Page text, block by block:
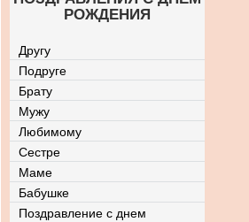
РОЖДЕНИЯ
Другу
Подруге
Брату
Мужу
Любимому
Сестре
Маме
Бабушке
Поздравление с днем